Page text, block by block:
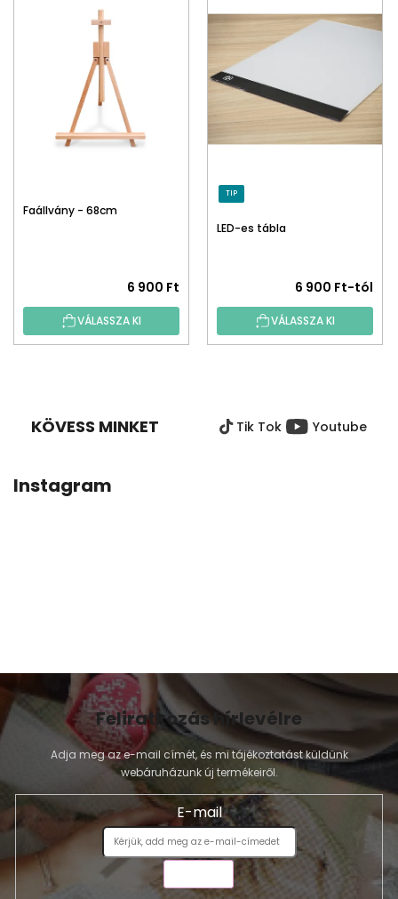
Faállvány - 68cm
6 900 Ft
VÁLASSZA KI
TIP
LED-es tábla
6 900 Ft-tól
VÁLASSZA KI
KÖVESS MINKET Tik Tok Youtube
Instagram
Feliratkozás hírlevélre
Adja meg az e-mail címét, és mi tájékoztatást küldünk
webáruházunk új termékeiről.
E-mail